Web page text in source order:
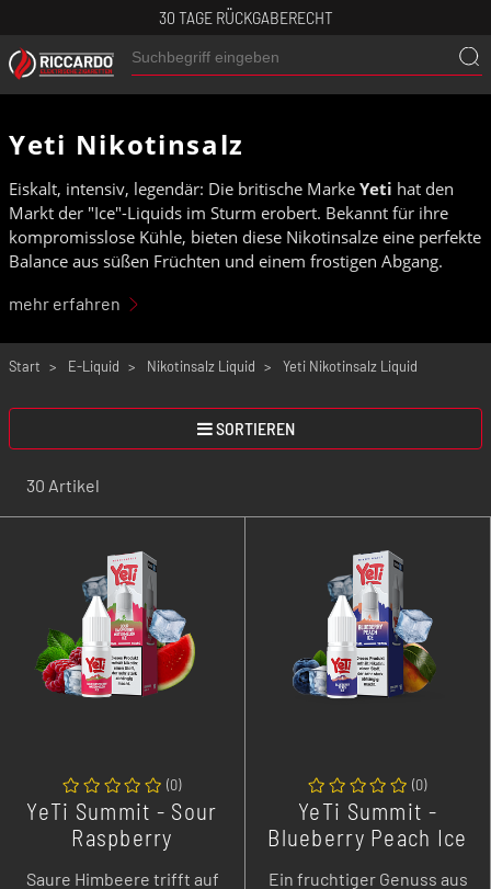
30 TAGE RÜCKGABERECHT
Yeti Nikotinsalz
Eiskalt, intensiv, legendär: Die britische Marke Yeti hat den
Markt der "Ice"-Liquids im Sturm erobert. Bekannt für ihre
kompromisslose Kühle, bieten diese Nikotinsalze eine perfekte
Balance aus süßen Früchten und einem frostigen Abgang.
Speziell entwickelt für Pod-Systeme, garantieren die
aber mit maximalem Impact. Erhältlich bei Riccardo in 10
mg/ml und 20 mg/ml zum Bestpreis für alle, die das eiskalte
mehr erfahren
Start E-Liquid Nikotinsalz Liquid Yeti Nikotinsalz Liquid
SORTIEREN
30 Artikel
(0)
YeTi Summit - Sour
Raspberry
Saure Himbeere trifft auf
(0)
YeTi Summit -
Blueberry Peach Ice
Ein fruchtiger Genuss aus